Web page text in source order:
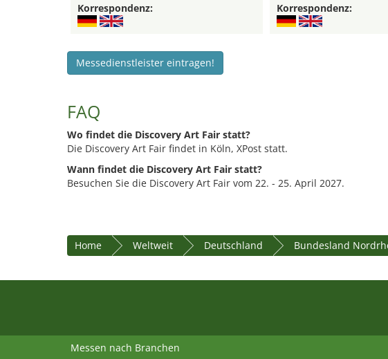
Korrespondenz:
Korrespondenz:
Messedienstleister eintragen!
FAQ
Wo findet die Discovery Art Fair statt?
Die Discovery Art Fair findet in Köln, XPost statt.
Wann findet die Discovery Art Fair statt?
Besuchen Sie die Discovery Art Fair vom 22. - 25. April 2027.
Home Weltweit Deutschland Bundesland
Messen nach Branchen